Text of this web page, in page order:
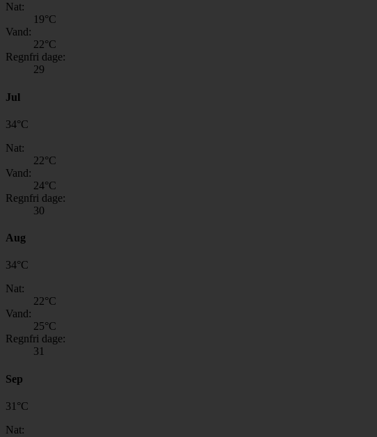
Nat:
19°C
Vand:
22°C
Regnfri dage:
29
Jul
34°C
Nat:
22°C
Vand:
24°C
Regnfri dage:
30
Aug
34°C
Nat:
22°C
Vand:
25°C
Regnfri dage:
31
Sep
31 °C
Nat: